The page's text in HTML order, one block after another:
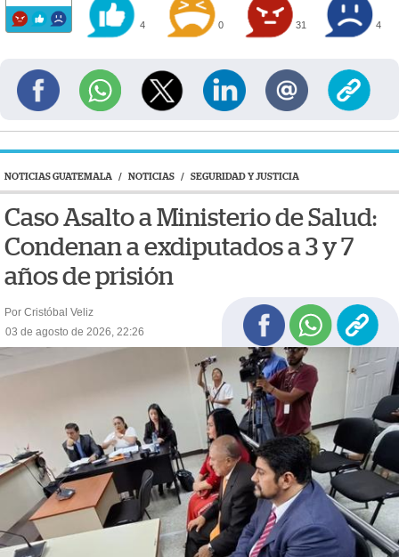
4 0 31 4
NOTICIAS GUATEMALA / NOTICIAS / SEGURIDAD Y JUSTICIA
Caso Asalto a Ministerio de Salud:
Condenan a exdiputados a 3 y 7
años de prisión
Por Cristóbal Veliz
03 de agosto de 2026, 22:26